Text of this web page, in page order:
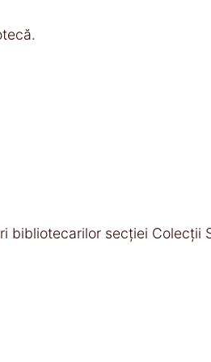
bibliotecarilor secţiei Colecţii